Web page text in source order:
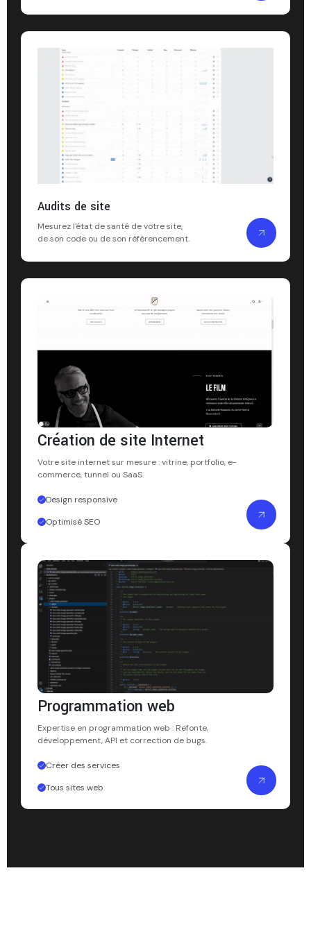
Audits de site
Mesurez l'état de santé de votre site,
de son code ou de son référencement.
Création de site Internet
Votre site internet sur mesure : vitrine, portfolio, e-
commerce, tunnel ou SaaS.
Design responsive
Optimisé SEO
Programmation web
Expertise en programmation web : Refonte,
développement, API et correction de bugs.
Créer des services
Tous sites web